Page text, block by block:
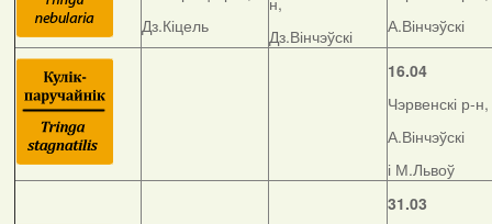
Дз.Кіцель
Дз.Вінчэўскі
А.Вінчэўскі
16.04
Чэрвенскі р-н,
А.Вінчэўскі
і М.Львоў
31.03